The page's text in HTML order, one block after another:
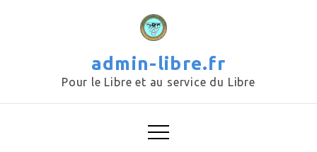
admin-libre.fr
Pour le Libre et au service du Libre